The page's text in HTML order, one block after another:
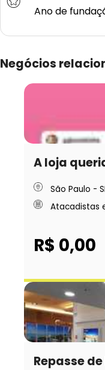
Ano de
Negócios
A loja
São Paulo -
Atacadistas
R$ 0,00
Repasse